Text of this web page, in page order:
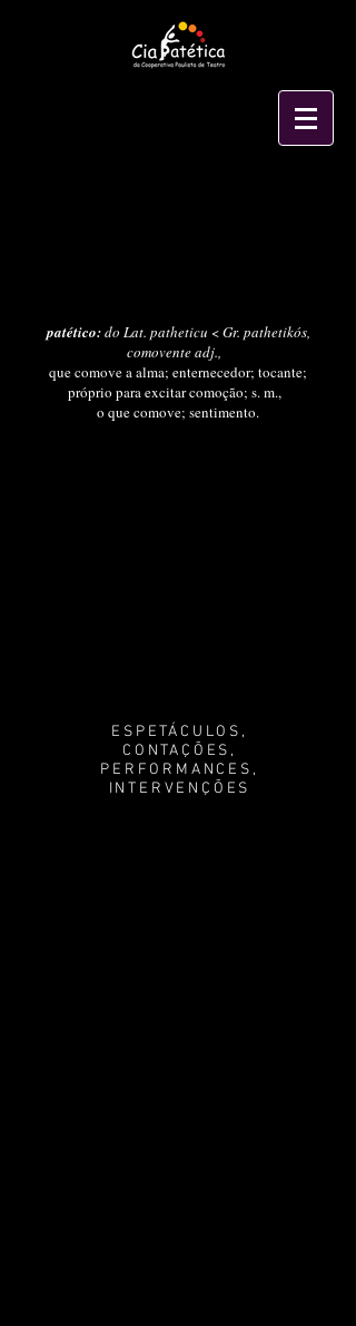
patético:do Lat. patheticu <Gr. pathetikós,
comovente adj.,
que comove a alma; enternecedor; tocante;
próprio para excitar comoção; s. m.,
o que comove; sentimento.
ESPETÁCULOS,
CONTAÇÕES,
PERFORMANCES,
INTERVENÇÕES